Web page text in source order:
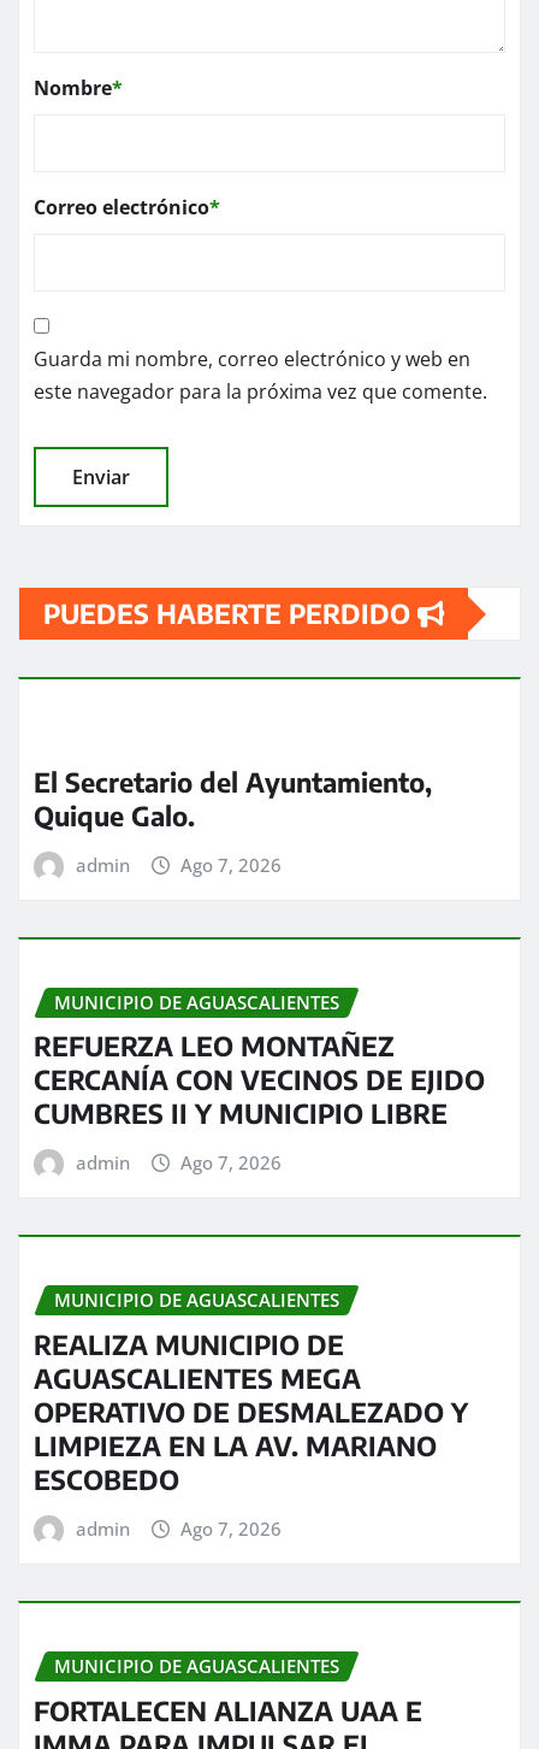
Nombre*
Correo electrónico*
Guarda mi nombre, correo electrónico y web en
este navegador para la próxima vez que comente.
PUEDES HABERTE PERDIDO
El Secretario del Ayuntamiento,
Quique Galo.
admin Ago 7, 2026
MUNICIPIO DE AGUASCALIENTES
REFUERZA LEO MONTAÑEZ
CERCANÍA CON VECINOS DE EJIDO
CUMBRES II Y MUNICIPIO LIBRE
admin Ago 7, 2026
MUNICIPIO DE AGUASCALIENTES
REALIZA MUNICIPIO DE
AGUASCALIENTES MEGA
OPERATIVO DE DESMALEZADO Y
LIMPIEZA EN LA AV. MARIANO
ESCOBEDO
admin Ago 7, 2026
MUNICIPIO DE AGUASCALIENTES
FORTALECEN ALIANZA UAA E